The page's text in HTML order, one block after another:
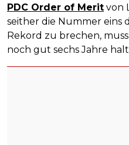
PDC Order of Merit von
seither die Nummer eins
Rekord zu brechen,
noch gut sechs Jahre